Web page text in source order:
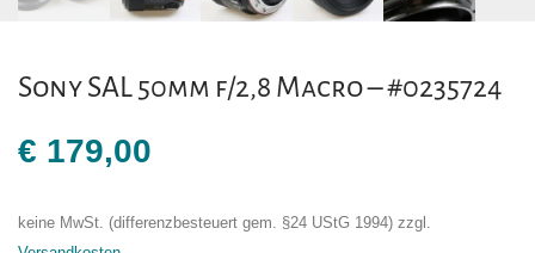
Sony SAL 50mm f/2,8 Macro – #0235724
€ 179,00
keine MwSt. (differenzbesteuert gem. §24 UStG 1994) zzgl.